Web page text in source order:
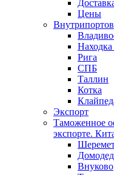
Цены
Рига
СПБ
Таллин
Котка
Экспорт
Таможенное
экспорте.
Внуково